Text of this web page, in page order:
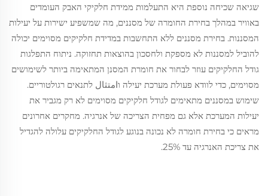
שגיאה שכיחה נוספת היא התעלמות ממידת חלקיקי האבק העומדים
באוויר במהלך בחירת החומרה של מסננים, מה שמשפיע ישירות על יעילות
המסננות. בחירת מסננים ללא התחשבות במדידת חלקיקים מסוימים יכולה
להוביל למסננות לא מספקת ולחסכון בהוצאות תחזוקה. ניתוח התפלגות
גודל החלקיקים עוזר לבחור את חומרת המסנן המתאימה ביותר לשימושים
מסוימים, כדי לוודא פעולת מערכת יעילה וامتثال לתנאים רגולטוריים.
שימוש במסננים מתאימים לגודל חלקיקים מסוימים לא רק מגביר את
יעילות המערכת אלא גם מפחית הצריכה של אנרגיה. מחקרים אחרונים
מראים כי בחירת חומרה לא נכונה בנוגע לגודל החלקיקים עלולה להגדיל
את צריכת האנרגיה עד 25%.